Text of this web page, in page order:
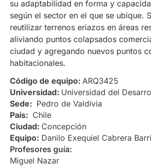
Código de equipo: ARQ3425
Universidad: Universidad del
Sede: Pedro de Valdivia
País: Chile
Ciudad: Concepción
Equipo: Danilo Exequiel Cabrera
Profesores guía:
Miguel Nazar
su adaptabilidad en forma y
según el sector en el que se ubique.
reutilizar terrenos eriazos en áreas
aliviando puntos colapsados
ciudad y agregando nuevos puntos
habitacionales.